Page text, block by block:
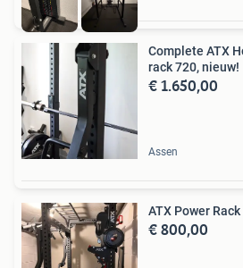
Complete ATX
rack 720, nieuw!
€ 1.650,00
Assen
ATX Power
€ 800,00